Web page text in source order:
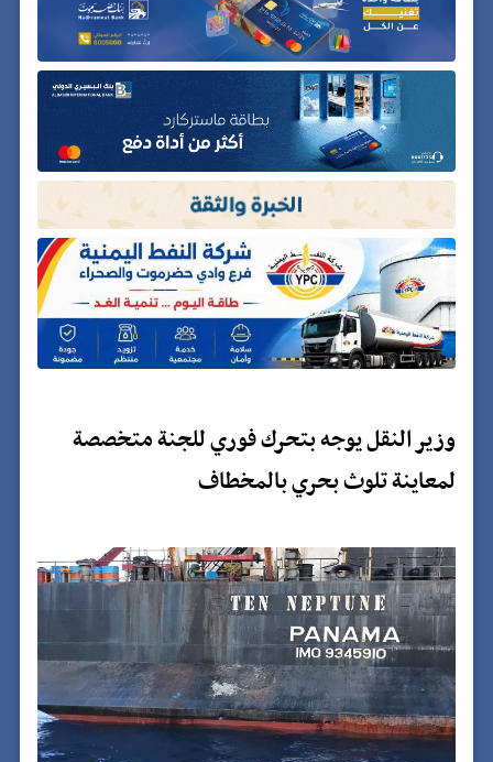
وزير النقل يوجه بتحرك فوري للجنة متخصصة
لمعاينة تلوث بحري بالمخطاف